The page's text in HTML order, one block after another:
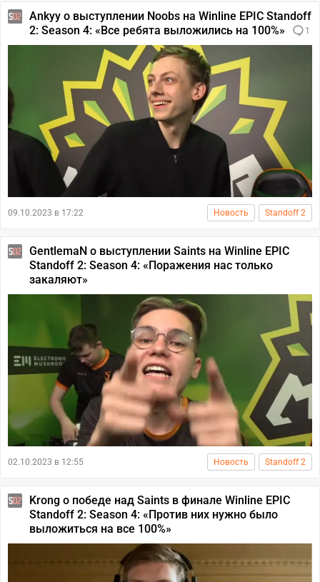
Ankyy о выступлении Noobs на Winline EPIC Standoff
2: Season 4: «Все ребята выложились на 100%»
1
09.10.2023 в 17:22 Новость Standoff 2
GentlemaN о выступлении Saints на Winline EPIC
Standoff 2: Season 4: «Поражения нас только
закаляют»
02.10.2023 в 12:55 Новость Standoff 2
Krong о победе над Saints в финале Winline EPIC
Standoff 2: Season 4: «Против них нужно было
выложиться на все 100%»